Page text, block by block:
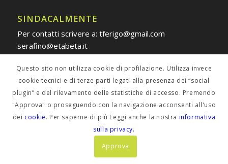
SINDACALMENTE
Per contatti scrivere a: tferigo@gmail.com
serafino@etabeta.it
POLICY PRIVACY
Informativa estesa
Questo sito non utilizza cookie di profilazione. Utilizza invece
cookie tecnici e di terze parti legati alla presenza dei “social
plugin” e del rilevamento delle statistiche di accesso. Premendo
"Approva" o proseguendo con la navigazione acconsenti all'uso
dei cookie. Per saperne di più Leggi anche la nostra informativa
sulla privacy.
Approva